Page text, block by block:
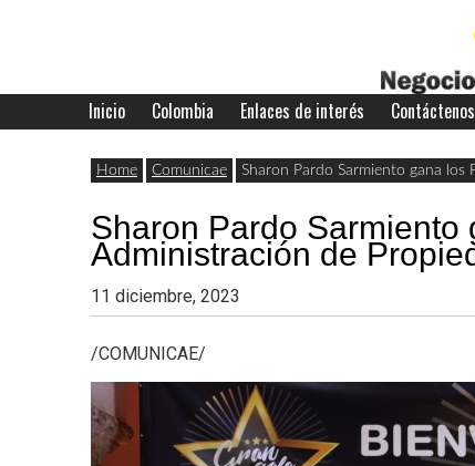
Negocios
con
Colombia
Últimas
noticias,
y
actualidad
de
negocios
con
Colombia.
Inicio Colombia Enlaces de interés Contáctenos
Home Comunicae Sharon Pardo Sarmiento gana
Sharon Pardo Sarmiento
Administración de
11 diciembre, 2023
/COMUNICAE/